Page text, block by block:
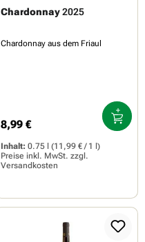
Chardonnay2025
Chardonnay aus dem Friaul
Regulärer Preis:
8,99 €
Inhalt: 0.75 l
(11,99 € / 1 l)
Preise inkl. MwSt. zzgl.
Versandkosten